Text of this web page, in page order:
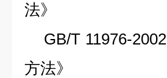
法》
GB/T 11976-
方法》